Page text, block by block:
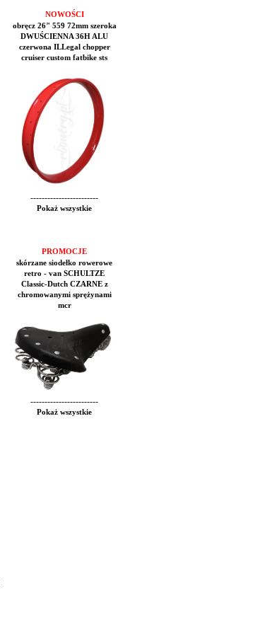
NOWOŚCI
obręcz 26" 559 72mm szeroka
DWUŚCIENNA 36H ALU
czerwona ILLegal chopper
cruiser custom fatbike sts
------------------------
Pokaż wszystkie
PROMOCJE
skórzane siodełko rowerowe
retro - van SCHULTZE
Classic-Dutch CZARNE z
chromowanymi sprężynami
mcr
------------------------
Pokaż wszystkie